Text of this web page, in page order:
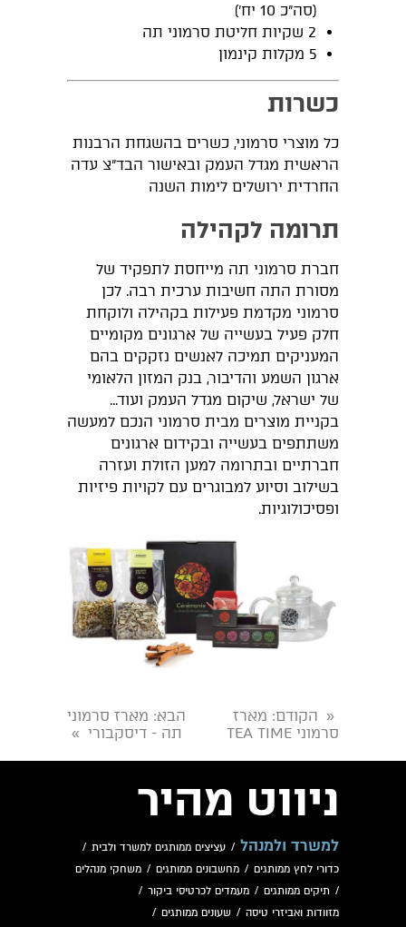
(סה"כ 10 יח')
2 שקיות חליטת סרמוני תה
5 מקלות קינמון
כשרות
כל מוצרי סרמוני, כשרים בהשגחת הרבנות
הראשית מגדל העמק ובאישור הבד"צ עדה
החרדית ירושלים לימות השנה
תרומה לקהילה
חברת סרמוני תה מייחסת לתפקיד של
מסורת התה חשיבות ערכית רבה. לכן
סרמוני מקדמת פעילות בקהילה ולוקחת
חלק פעיל בעשייה של ארגונים מקומיים
המעניקים תמיכה לאנשים נזקקים בהם
ארגון השמע והדיבור, בנק המזון הלאומי
של ישראל, שיקום מגדל העמק ועוד...
בקניית מוצרים מבית סרמוני הנכם למעשה
משתתפים בעשייה ובקידום ארגונים
חברתיים ובתרומה למען הזולת ועזרה
בשילוב וסיוע למבוגרים עם לקויות פיזיות
ופסיכולוגיות.
« הקודם: מארז
סרמוני TEA TIME
הבא: מארז סרמוני
תה - דיסקבורי »
ניווט מהיר
למשרד ולמנהל / עציצים ממותגים למשרד ולבית /
כדורי לחץ ממותגים / מחשבונים ממותגים / משחקי מנהלים
/ תיקים ממותגים / מעמדים לכרטיסי ביקור /
מזוודות ואביזרי טיסה / שעונים ממותגים /